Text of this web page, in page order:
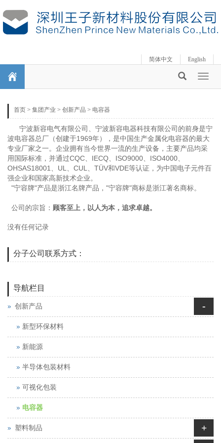
English
简体中文
首页 > 集团产业 > 创新产品 > 电容器
宁波新容电气有限公司、宁波新容电器科技有限公司的前身是宁
波电容器总厂（创建于1969年），是中国生产金属化电容器的最大
专业厂家之一。企业拥有当今世界一流的生产设备，主要产品均采
用国际标准，并通过CQC、IECQ、ISO9000、ISO4000、
OHSAS18001、UL、CUL、TÜV和VDE等认证，为中国电子元件百
强企业和国家高新技术企业。
"宁容牌"产品是浙江名牌产品，"宁容牌"商标是浙江著名商标。
公司的宗旨： 顾客至上，以人为本，追求卓越。
没有任何记录
分子公司联系方式：
导航栏目
创新产品 -
新型环保材料
新能源
半导体包装材料
可视化包装
电容器
塑料制品
+